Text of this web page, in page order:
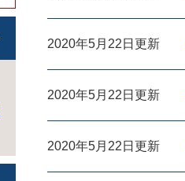
2020年5月22日更新
2020年5月22日更新
2020年5月22日更新